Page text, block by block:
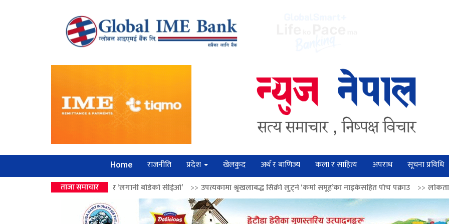
Home राजनीति प्रदेश खेलकुद अर्थ र बाणिज्य कला र साहित्य अपराध सूचना प्रविधि
ताजा समाचार
उपहार ‘लगानी बोर्डको सीईओ’ >> उपत्यकामा श्रृंखलाबद्ध सिक्री लुट्ने ‘कर्मा समूह’का नाइकेसहित पाँच पक्राउ >>लोकतान्त्रिक मूल्य सुदृढ